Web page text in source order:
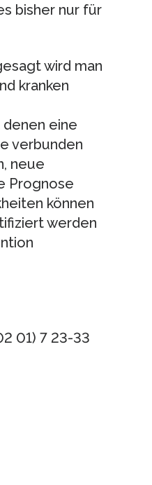
bisher nur für
wird man
kranken
eine
verbunden
neue
Prognose
können
werden
01) 7 23-33